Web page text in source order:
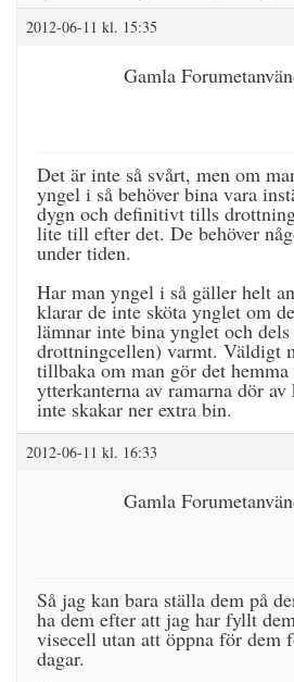
2012-06-11 kl. 15:35
Gamla
Det är inte så svårt, men om
yngel i så behöver bina vara
dygn och definitivt tills
lite till efter det. De behöver
under tiden.
Har man yngel i så gäller helt
klarar de inte sköta ynglet om
lämnar inte bina ynglet och
drottningcellen) varmt. Väldigt
tillbaka om man gör det
ytterkanterna av ramarna dör
inte skakar ner extra bin.
2012-06-11 kl. 16:33
Gamla
Så jag kan bara ställa dem på
ha dem efter att jag har fyllt
visecell utan att öppna för dem
dagar.